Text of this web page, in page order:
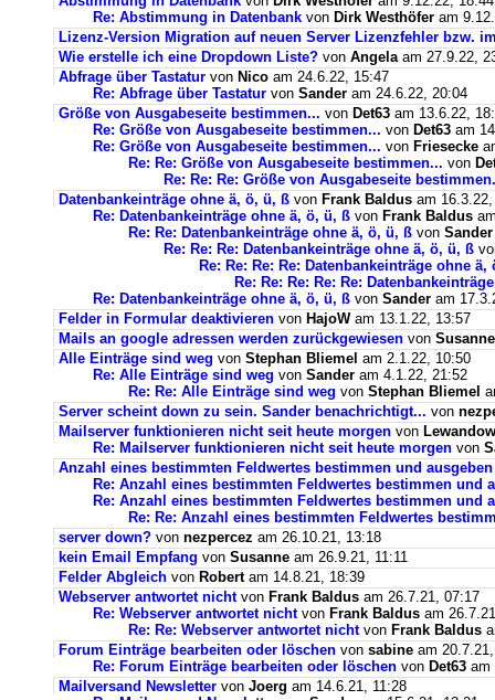
Re: Abstimmung in Datenbank von Dirk Westhöfer am
Lizenz-Version Migration auf neuen Server Lizenzfehler bzw.
Wie erstelle ich eine Dropdown Liste? von Angela am 27.9.22,
Abfrage über Tastatur von Nico am 24.6.22, 15:47
Re: Abfrage über Tastatur von Sander am 24.6.22, 20:04
Größe von Ausgabeseite bestimmen... von Det63 am 13.6.22,
Re: Größe von Ausgabeseite bestimmen... von Det63 am
Re: Größe von Ausgabeseite bestimmen... von Friesecke
Re: Re: Größe von Ausgabeseite bestimmen... von
Re: Re: Re: Größe von Ausgabeseite
Datenbankeinträge ohne ä, ö, ü, ß von Frank Baldus am
Re: Datenbankeinträge ohne ä, ö, ü, ß von Frank Baldus
Re: Re: Datenbankeinträge ohne ä, ö, ü, ß von Sander
Re: Re: Re: Datenbankeinträge ohne ä, ö, ü, ß
Re: Re: Re: Re: Datenbankeinträge ohne ä,
Re: Re: Re: Re: Re:
Re: Datenbankeinträge ohne ä, ö, ü, ß von Sander am
Felder in Formular deaktivieren von HajoWam 13.1.22, 13:57
Mails an google adressen werden zurückgewiesen von Susanne
Alle Einträge sind weg von Stephan Bliemel am 2.1.22, 10:50
Re: Alle Einträge sind weg von Sander am 4.1.22, 21:52
Re: Re: Alle Einträge sind weg von Stephan Bliemel
Server scheint down zu sein. Sander benachrichtigt... von
Mailserver funktionieren nicht seit heute morgen von
Re: Mailserver funktionieren nicht seit heute morgen von
Anzahl eines bestimmten Feldwertes bestimmen und ausgeben
Re: Anzahl eines bestimmten Feldwertes bestimmen und
Re: Anzahl eines bestimmten Feldwertes bestimmen und
Re: Re: Anzahl eines bestimmten Feldwertes
server down? von nezpercez am 26.10.21, 13:18
kein Email Empfang von Susanne am 26.9.21, 11:11
Felder Abgleich von Robertam 14.8.21, 18:39
Webserver antwortet nichtvon Frank Baldus am 26.7.21, 07:17
Re: Webserver antwortet nichtvon Frank Baldus am
Re: Re: Webserver antwortet nichtvon Frank Baldus
Forum Einträge bearbeiten oder löschen von sabine am
Re: Forum Einträge bearbeiten oder löschen von Det63 am
Mailversand Newsletter von Joerg am 14.6.21, 11:28